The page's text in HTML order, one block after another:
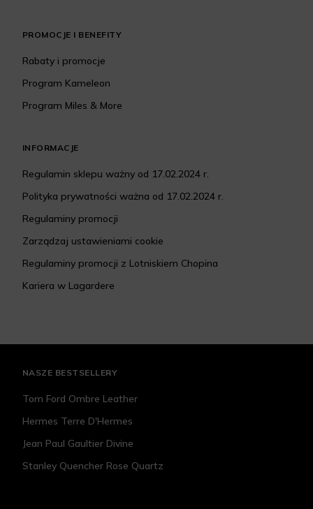
PROMOCJE I BENEFITY
Rabaty i promocje
Program Kameleon
Program Miles & More
INFORMACJE
Regulamin sklepu ważny od 17.02.2024 r.
Polityka prywatności ważna od 17.02.2024 r.
Regulaminy promocji
Zarządzaj ustawieniami cookie
Regulaminy promocji z Lotniskiem Chopina
Kariera w Lagardere
NASZE BESTSELLERY
Tom Ford Ombre Leather
Hermes Terre D'Hermes
Jean Paul Gaultier Divine
Stanley Quencher Rose Quartz